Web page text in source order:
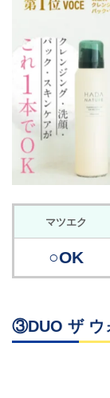
マツエク
○OK
③DUO ザ ウ